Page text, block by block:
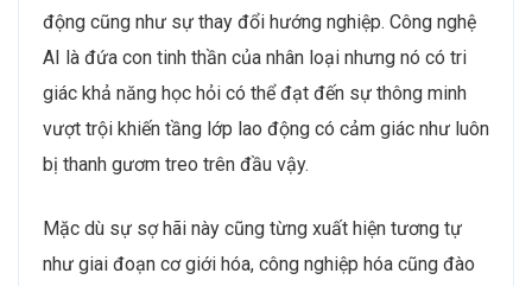
động cũng như sự thay đổi hướng nghiệp. Công nghệ
AI là đứa con tinh thần của nhân loại nhưng nó có tri
giác khả năng học hỏi có thể đạt đến sự thông minh
vượt trội khiến tầng lớp lao động có cảm giác như luôn
bị thanh gươm treo trên đầu vậy.
Mặc dù sự sợ hãi này cũng từng xuất hiện tương tự
như giai đoạn cơ giới hóa, công nghiệp hóa cũng đào